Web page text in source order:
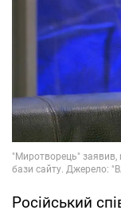
Російський